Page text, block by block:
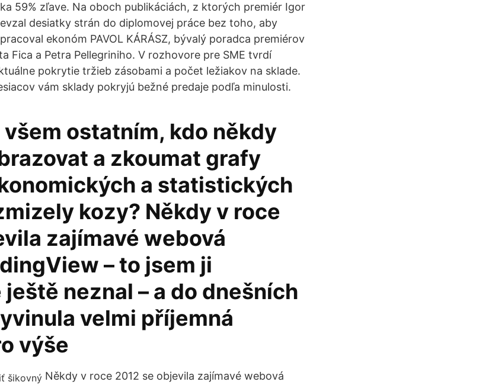
59% zľave. Na oboch publikáciách, z ktorých premiér Igor
desiatky strán do diplomovej práce bez toho, aby
ekonóm PAVOL KÁRÁSZ, bývalý poradca premiérov
Fica a Petra Pellegriniho. V rozhovore pre SME tvrdí
pokrytie tržieb zásobami a počet ležiakov na sklade.
vám sklady pokryjú bežné predaje podľa minulosti.
ostatním, kdo někdy
a zkoumat grafy
a statistických
kozy? Někdy v roce
zajímavé webová
– to jsem ji
neznal – a do dnešních
velmi příjemná
výše
Někdy v roce 2012 se objevila zajímavé webová